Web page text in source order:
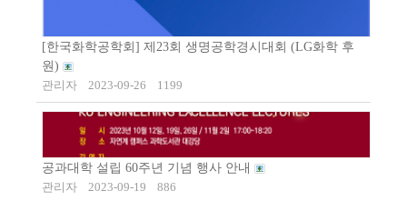
[한국화학공학회] 제23회 생명공학경시대회 (LG화학 후
원)
관리자
2023-09-26 1199
공과대학 설립 60주년 기념 행사 안내
관리자
2023-09-19 886